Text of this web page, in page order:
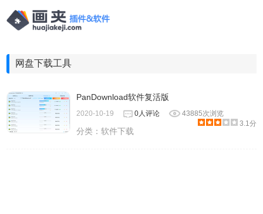
网盘下载工具
PanDownload软件复活版
2020-10-19 0人评论
43885次浏览
3.1分
分类：软件下载